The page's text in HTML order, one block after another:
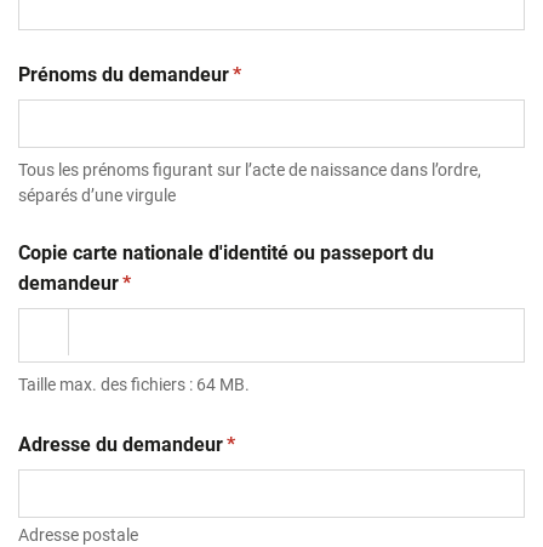
Prénoms du demandeur(obligatoire)
*
Tous les prénoms figurant sur l’acte de naissance dans l’ordre,
séparés d’une virgule
Copie carte nationale d'identité ou passeport du
demandeur(obligatoire)
*
Taille max. des fichiers : 64 MB.
Adresse du demandeur(obligatoire)
*
Adresse postale